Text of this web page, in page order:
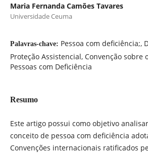
Maria Fernanda Camões Tavares
Universidade Ceuma
Palavras-chave: Pessoa com deficiência;,
Proteção Assistencial, Convenção sobre
Pessoas com Deficiência
Resumo
Este artigo possui como objetivo
conceito de pessoa com deficiência
Convenções internacionais ratificados